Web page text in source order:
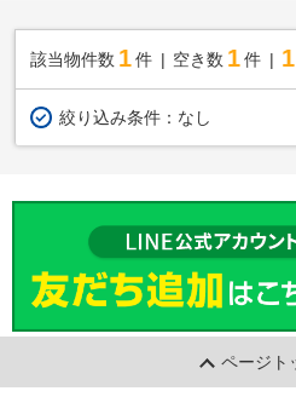
該当物件数 1件 空き数 1 件
絞り込み条件： なし
ページト